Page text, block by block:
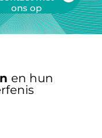
ons op
en hun